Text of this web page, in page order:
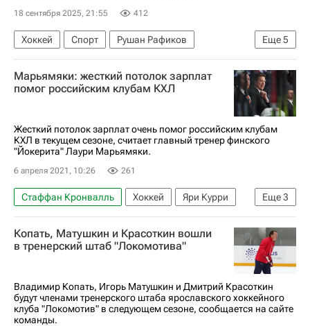
18 сентября 2025, 21:55 412
Еще5
Хоккей Спорт
Рушан Рафиков
Георгий Иванов
Александр Елесин
КХЛ 2025-2026
ЦСКА
Марьямяки: жесткий потолок зарплат
помог российским клубам КХЛ
Жесткий потолок зарплат очень помог российским клубам
КХЛ в текущем сезоне, считает главный тренер финского
"Йокерита" Лаури Марьямяки.
6 апреля 2021, 10:26 261
Еще3
Стаффан Кронвалль Хоккей
Яри Курри
КХЛ 2025-2026
Йокерит Якуб Накладал
Копать, Матушкин и Красоткин вошли
в тренерский штаб "Локомотива"
Владимир Копать, Игорь Матушкин и Дмитрий Красоткин
будут членами тренерского штаба ярославского хоккейного
клуба "Локомотив" в следующем сезоне, сообщается на сайте
команды.